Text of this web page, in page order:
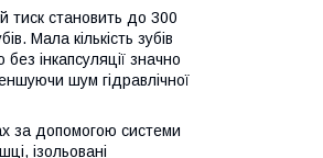
тиск становить до 300
Мала кількість зубів
інкапсуляції значно
шум гідравлічної
за допомогою системи
ізольовані